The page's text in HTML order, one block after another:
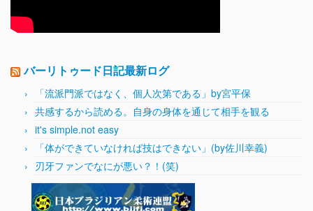
バーリトゥード日記最新ログ
「流派門派ではなく、個人次第である」by宮平保
共感するから読める。自身の身体を通じて相手を観る
it's simple.not easy
「体ができていなければ技はできない」(by佐川幸義)
刃牙ファンでなにが悪い？！(笑)